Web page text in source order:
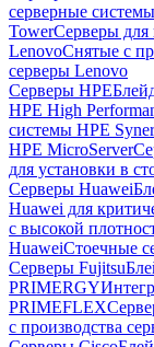
серверные
TowerСерверы
LenovoСнятые с
серверы Lenovo
Серверы HPE
HPE High
системы HPE
HPE MicroServer
для установки в
Серверы Huawei
Huawei для
с высокой
HuaweiСтоечные
Серверы Fujitsu
PRIMERGY
PRIMEFLEX
с производства